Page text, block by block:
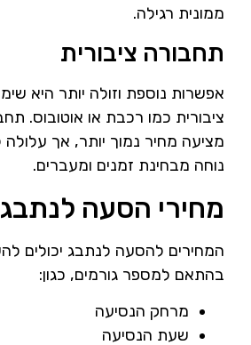
ממונית רגילה.
תחבורה ציבורית
אפשרות נוספת וזולה יותר היא
ציבורית כמו רכבת או אוטובוס.
מציעה מחיר נמוך יותר, אך עלולה
נוחה מבחינת זמנים ומעברים.
מחירי הסעה לנתבג
המחירים להסעה לנתבג יכולים
בהתאם למספר גורמים, כגון:
מרחק הנסיעה
שעת הנסיעה